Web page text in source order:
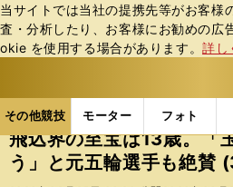
当サイトでは当社の提携先等がお客様
査・分析したり、お客様にお勧めの広
okie を使⽤する場合があります。詳し
その他競技 モーター フォト
ス
ポ
ル
その他競技の記事一覧 水
飛込界の至宝は13歳。「
う」と元五輪選手も絶賛